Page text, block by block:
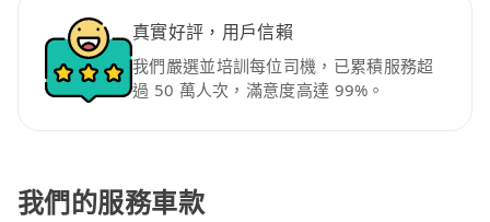
真實好評，用戶信賴
我們嚴選並培訓每位司機，已累積服務超
過 50 萬人次，滿意度高達 99%。
我們的服務車款